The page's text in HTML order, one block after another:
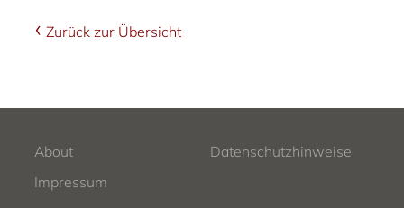
Zurück zur Übersicht
About
Datenschutzhinweise
Impressum